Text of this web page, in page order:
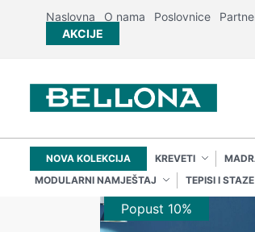
Naslovna O nama Poslovnice
AKCIJE
NOVA KOLEKCIJA KREVETI
MODULARNI NAMJEŠTAJ
TEPISI I STAZE
Popust 10%